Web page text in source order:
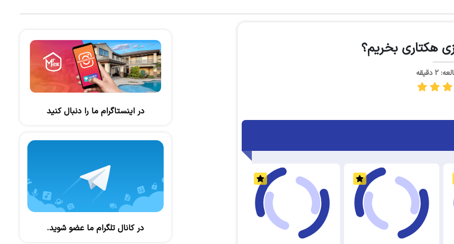
هکتاری بخریم؟
دقیقه
در اینستاگرام ما را دنبال کنید
در کانال تلگرام ما عضو شوید.